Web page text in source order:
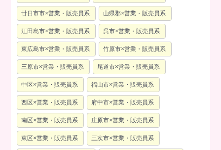
廿日市市×営業・販売員系 山県郡×営業・販売員系
江田島市×営業・販売員系 呉市×営業・販売員系
東広島市×営業・販売員系 竹原市×営業・販売員系
三原市×営業・販売員系 尾道市×営業・販売員系
中区×営業・販売員系 福山市×営業・販売員系
西区×営業・販売員系 府中市×営業・販売員系
南区×営業・販売員系 庄原市×営業・販売員系
東区×営業・販売員系 三次市×営業・販売員系